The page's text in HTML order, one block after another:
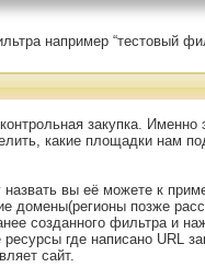
например “тестовый
закупка. Именно
какие площадки нам
вы её можете к
домены(регионы позже
созданного фильтра и
где написано URL
сайт.